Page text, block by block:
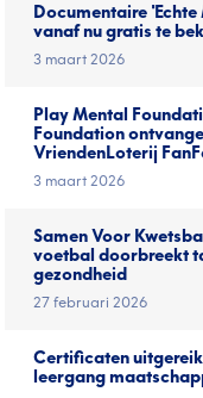
Documentaire
vanaf nu gratis te
3 maart 2026
Play Mental
Foundation
VriendenLoterij
3 maart 2026
Samen Voor
voetbal doorbreekt
gezondheid
27 februari 2026
Certificaten
leergang